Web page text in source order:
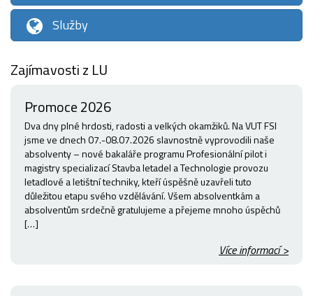
Služby
Zajímavosti z LU
Promoce 2026
Dva dny plné hrdosti, radosti a velkých okamžiků. Na VUT FSI
jsme ve dnech 07.-08.07.2026 slavnostně vyprovodili naše
absolventy – nové bakaláře programu Profesionální pilot i
magistry specializací Stavba letadel a Technologie provozu
letadlové a letištní techniky, kteří úspěšně uzavřeli tuto
důležitou etapu svého vzdělávání. Všem absolventkám a
absolventům srdečně gratulujeme a přejeme mnoho úspěchů
[…]
Více informací >